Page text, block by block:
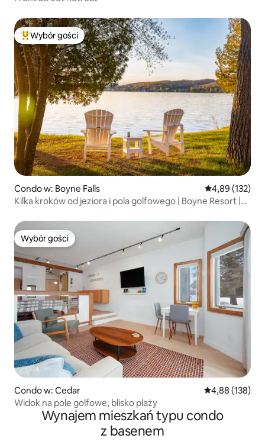
Najpopularniejsze z kategorii Wybór gości
Wybór gości
Condo w: Boyne Falls Średnia
4,89 (132)
Kilka kroków od jeziora i pola golfowego | Boyne Resort |
Wybór gości
Wybór gości
Condo w: Cedar Średnia
4,88 (138)
Widok na pole golfowe, blisko plaży
Wynajem mieszkań typu condo
z basenem